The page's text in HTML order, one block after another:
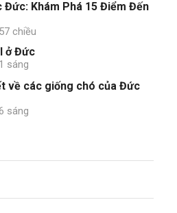
Đức: Khám Phá 15 Điểm Đến
chiều
ở Đức
sáng
về các giống chó của Đức
sáng